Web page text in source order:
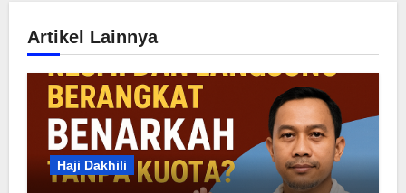
Artikel Lainnya
Haji Dakhili